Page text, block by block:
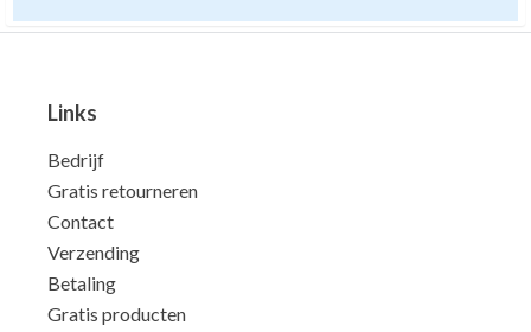
Links
Bedrijf
Gratis retourneren
Contact
Verzending
Betaling
Gratis producten